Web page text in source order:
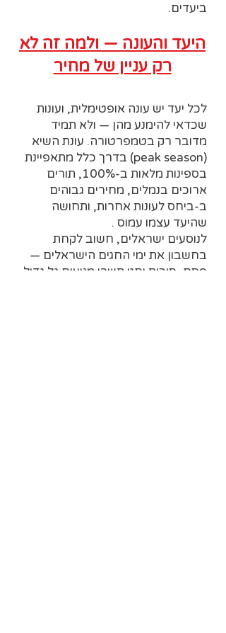
ביעדים.
היעד והעונה — ולמה זה לא
רק עניין של מחיר
לכל יעד יש עונה אופטימלית, ועונות
שכדאי להימנע מהן — ולא תמיד
מדובר רק בטמפרטורה. עונת השיא
(peak season) בדרך כלל מתאפיינת
בספינות מלאות ב-100%, תורים
ארוכים בנמלים, מחירים גבוהים
ב-ביחס לעונות אחרות, ותחושה
שהיעד עצמו עמוס .
לנוסעים ישראלים, חשוב לקחת
בחשבון את ימי החגים הישראלים —
פסח, סוכות וחגי תשרי מניעים גל גדול